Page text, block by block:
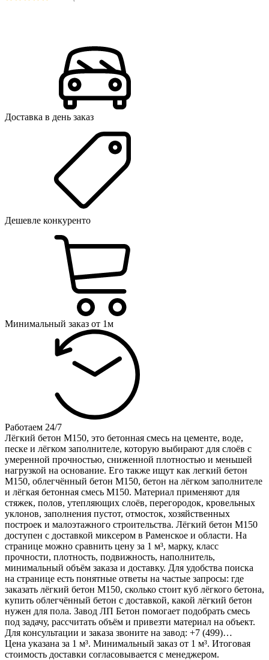
Доставка в день заказ
Дешевле конкуренто
Минимальный заказ от 1м
Работаем 24/7
Лёгкий бетон М150, это бетонная смесь на цементе, воде,
песке и лёгком заполнителе, которую выбирают для слоёв с
умеренной прочностью, сниженной плотностью и меньшей
нагрузкой на основание. Его также ищут как легкий бетон
М150, облегчённый бетон М150, бетон на лёгком заполнителе
и лёгкая бетонная смесь М150. Материал применяют для
стяжек, полов, утепляющих слоёв, перегородок, кровельных
уклонов, заполнения пустот, отмосток, хозяйственных
построек и малоэтажного строительства. Лёгкий бетон М150
доступен с доставкой миксером в Раменское и области. На
странице можно сравнить цену за 1 м³, марку, класс
прочности, плотность, подвижность, наполнитель,
минимальный объём заказа и доставку. Для удобства поиска
на странице есть понятные ответы на частые запросы: где
заказать лёгкий бетон М150, сколько стоит куб лёгкого бетона,
купить облегчённый бетон с доставкой, какой лёгкий бетон
нужен для пола. Завод ЛП Бетон помогает подобрать смесь
под задачу, рассчитать объём и привезти материал на объект.
Для консультации и заказа звоните на завод: +7 (499)…
Цена указана за 1 м³. Минимальный заказ от 1 м³. Итоговая
стоимость доставки согласовывается с менеджером.